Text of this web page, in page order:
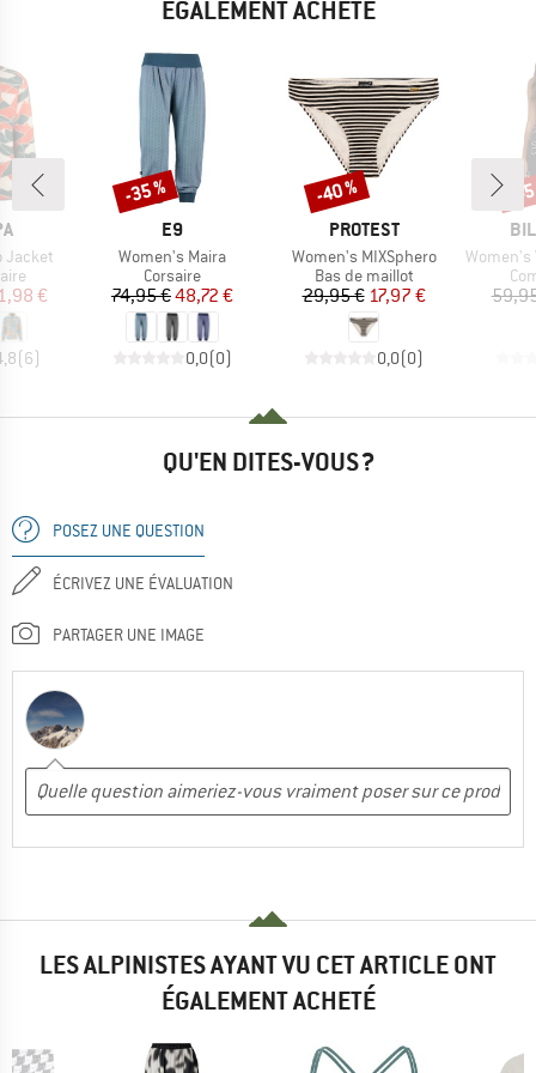
ÉGALEMENT ACHETÉ
Jacket
réduit
€
(6)
MARQUE
E9
Article
Women's Maira
Product group
Corsaire
Prix
74,95 €Prix réduit
48,72 €
0,0(0)
Remise
-35 %
MARQUE
PROTEST
Article
Women's MIXSphero
Product group
Bas de maillot
Prix
29,95 €Prix réduit
17,97 €
0,0(0)
Remise
-40 %
Article
Women's
-
QU'EN DITES-VOUS ?
POSEZ UNE QUESTION
ÉCRIVEZ UNE ÉVALUATION
PARTAGER UNE IMAGE
LES ALPINISTES AYANT VU CET ARTICLE ONT
ÉGALEMENT ACHETÉ